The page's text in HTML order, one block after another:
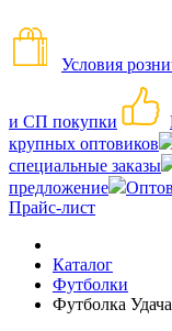
Условия
и СП покупки
крупных оптовиков
специальные заказы
предложение
Прайс-лист
Каталог
Футболки
Футболка Удача